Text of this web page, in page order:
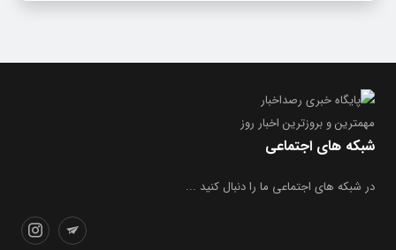
مهمترین و بروز‌ترین اخبار روز
شبکه های اجتماعی
در شبکه های اجتماعی ما را دنبال کنید ...